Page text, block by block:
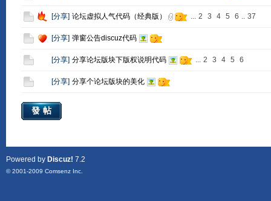
[分享] 论坛虚拟人气代码（经典版） ... 2 3 4 5 6 .. 37
[分享] 弹窗公告discuz代码
[分享] 分享论坛版块下版权说明代码 ... 2 3 4 5 6
[分享] 分享个论坛版块的美化
發帖
Powered by Discuz! 7.2
© 2001-2009 Comsenz Inc.